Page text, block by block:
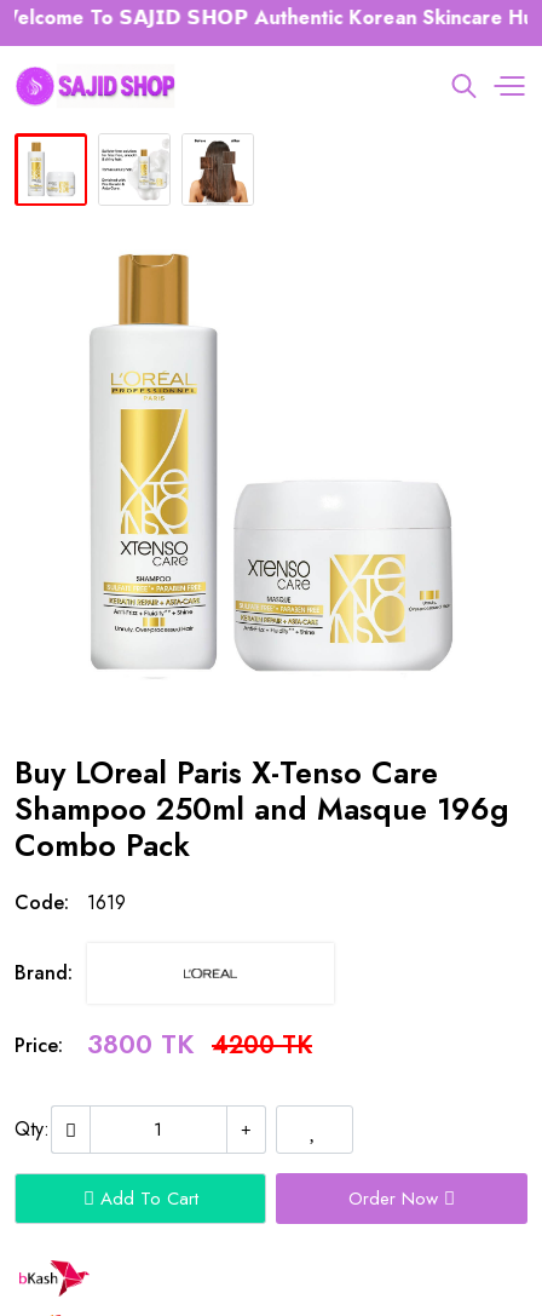
To 𝗦𝗔𝗝𝗜𝗗 𝗦𝗛𝗢𝗣 Authentic Korean Skincare Hub
Buy LOreal Paris X-Tenso Care
Shampoo 250ml and Masque 196g
Combo Pack
Code: 1619
Brand:
Price: 3800 TK 4200 TK
Qty:
Add To Cart Order Now